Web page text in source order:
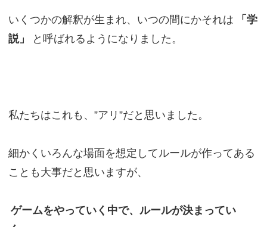
いくつかの解釈が生まれ、いつの間にかそれは
「学
説」
と呼ばれるようになりました。
私たちはこれも、”アリ”だと思いました。
細かくいろんな場面を想定してルールが作ってある
ことも大事だと思いますが、
ゲームをやっていく中で、ルールが決まってい